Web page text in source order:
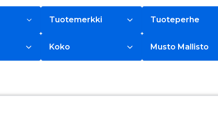
Tuotemerkki Tuoteperhe
Koko Musto Mallisto